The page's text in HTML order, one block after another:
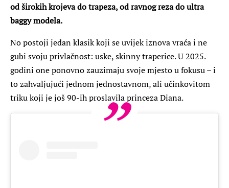
od širokih krojeva do trapeza, od ravnog reza do ultra
baggy modela.
No postoji jedan klasik koji se uvijek iznova vraća i ne
gubi svoju privlačnost: uske, skinny traperice. U 2025.
godini one ponovno zauzimaju svoje mjesto u fokusu – i
to zahvaljujući jednom jednostavnom, ali učinkovitom
triku koji je još 90-ih proslavila princeza Diana.